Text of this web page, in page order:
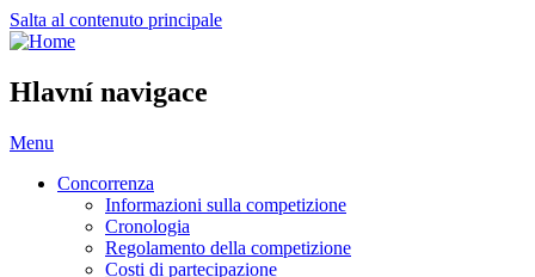
Salta al contenuto principale
Hlavní navigace
Menu
Concorrenza
Informazioni sulla competizione
Cronologia
Regolamento della competizione
Costi di partecipazione